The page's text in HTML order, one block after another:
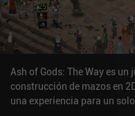
Ash of Gods: The Way es
construcción de mazos en
una experiencia para un